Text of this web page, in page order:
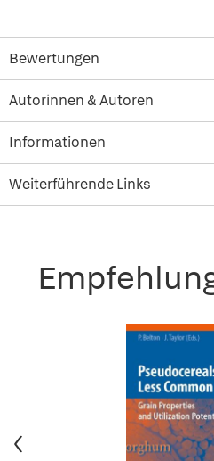
Bewertungen
Autorinnen & Autoren
Informationen
Weiterführende Links